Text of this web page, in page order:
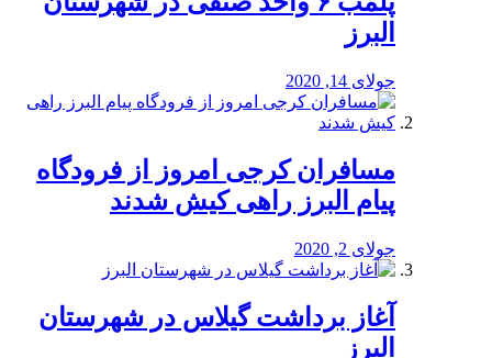
البرز
جولای 14, 2020
مسافران کرجی امروز از فرودگاه
پیام البرز راهی کیش شدند
جولای 2, 2020
آغاز برداشت گیلاس در شهرستان
البرز